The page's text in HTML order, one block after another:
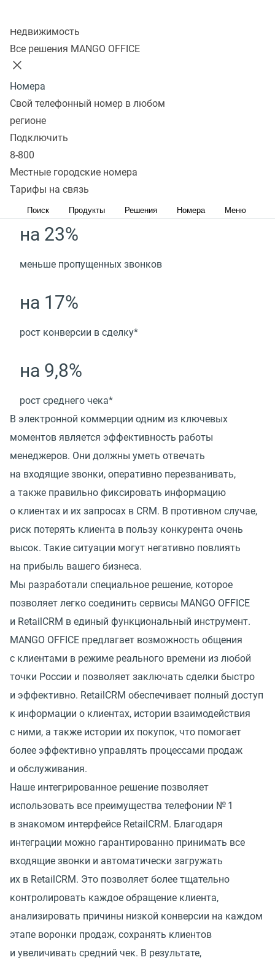
Недвижимость
Все решения MANGO OFFICE
Номера
Свой телефонный номер в любом
регионе
Подключить
8-800
Местные городские номера
Тарифы на связь
Поиск Продукты Решения Номера Меню
на 45%
больше завершенных заказов в брошенных
до 10%
рост повторных покупок*
на 23%
меньше пропущенных звонков
на 17%
рост конверсии в сделку*
на 9,8%
рост среднего чека*
В электронной коммерции одним из ключевых
моментов является эффективность работы
менеджеров. Они должны уметь отвечать
на входящие звонки, оперативно перезванивать,
а также правильно фиксировать информацию
о клиентах и их запросах в CRM. В противном случае,
риск потерять клиента в пользу конкурента очень
высок. Такие ситуации могут негативно повлиять
на прибыль вашего бизнеса.
Мы разработали специальное решение, которое
позволяет легко соединить сервисы MANGO OFFICE
и RetailCRM в единый функциональный инструмент.
MANGO OFFICE предлагает возможность общения
с клиентами в режиме реального времени из любой
точки России и позволяет заключать сделки быстро
и эффективно. RetailCRM обеспечивает полный доступ
к информации о клиентах, истории взаимодействия
с ними, а также истории их покупок, что помогает
более эффективно управлять процессами продаж
и обслуживания.
Наше интегрированное решение позволяет
использовать все преимущества телефонии № 1
в знакомом интерфейсе RetailCRM. Благодаря
интеграции можно гарантированно принимать все
входящие звонки и автоматически загружать
их в RetailCRM. Это позволяет более тщательно
контролировать каждое обращение клиента,
анализировать причины низкой конверсии на каждом
этапе воронки продаж, сохранять клиентов
и увеличивать средний чек. В результате,